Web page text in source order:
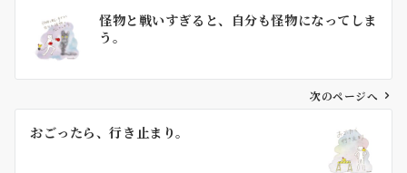
ビ
怪物と戦いすぎると、自分も怪物になってしま
う。
次のページへ
おごったら、行き止まり。